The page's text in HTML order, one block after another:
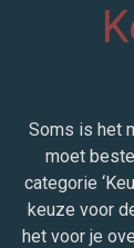
Soms is het
moet
categorie
keuze voor
het voor je